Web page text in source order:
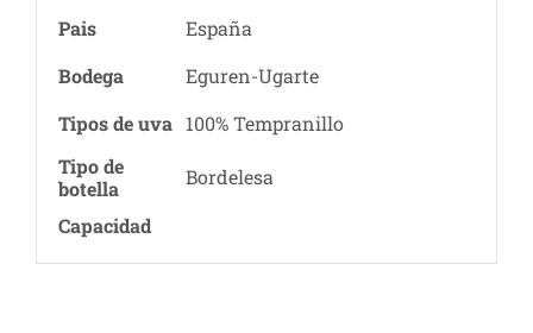
Pais
España
Bodega
Eguren-Ugarte
Tipos de uva 100% Tempranillo
Tipo de
botella
Bordelesa
Capacidad